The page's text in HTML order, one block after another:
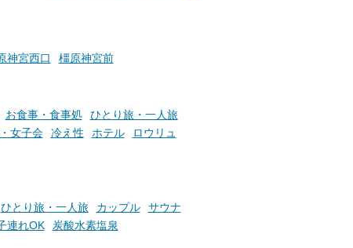
神宮西口 橿原神宮前
お食事・食事処
ひとり旅・一人旅
女子会 冷え性 ホテル
ロウリュ
ひとり旅・一人旅 カップル
サウナ
連れOK 炭酸水素塩泉